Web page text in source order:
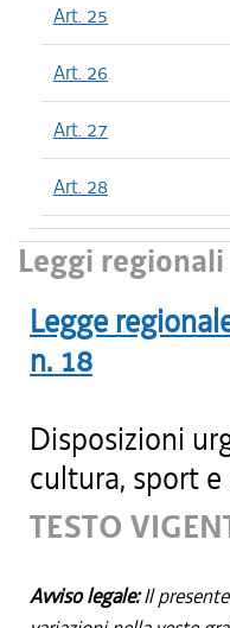
Art. 25
Art. 26
Art. 27
Art. 28
Leggi regionali
Legge
n. 18
Disposizioni
cultura, sport
TESTO
Avviso legale:Il